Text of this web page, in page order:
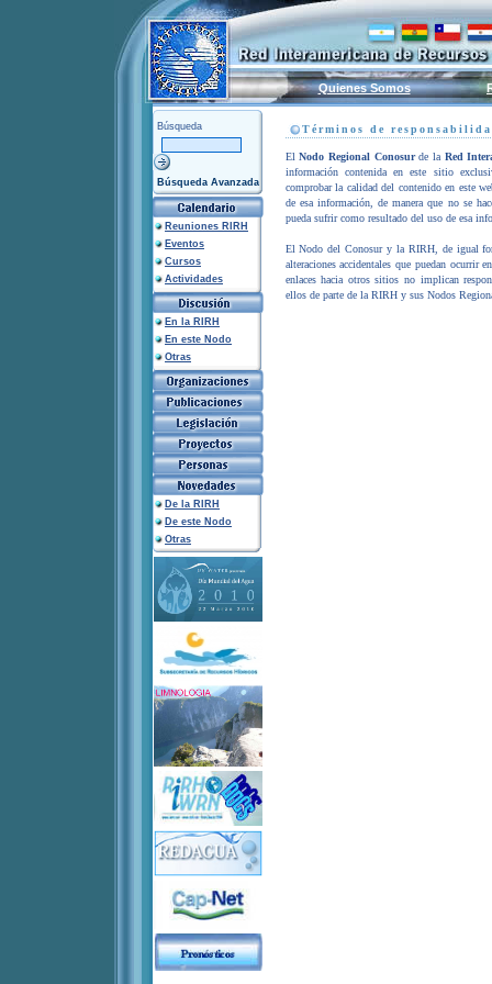
Quienes Somos
Búsqueda
Búsqueda Avanzada
Reuniones RIRH
Eventos
Cursos
Actividades
En la RIRH
En este Nodo
Otras
De la RIRH
De este Nodo
Otras
Términos de
ElNodo Regional Conosurde la Red
información contenida en este sitio
comprobar la calidad del contenido en este
de esa información, de manera que no se
pueda sufrir como resultado del uso de esa
El Nodo del Conosur y la RIRH, de igual
alteraciones accidentales que puedan
enlaces hacia otros sitios no implican
ellos de parte de la RIRH y sus Nodos